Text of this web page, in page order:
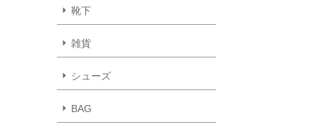
靴下
雑貨
シューズ
BAG